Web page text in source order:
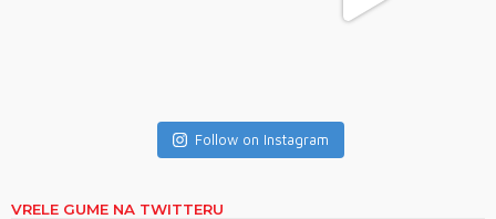
Follow on Instagram
VRELE GUME NA TWITTERU